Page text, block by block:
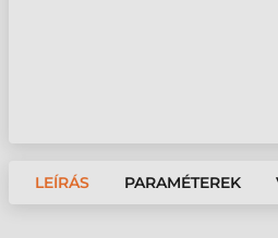
LEÍRÁS PARAMÉTEREK